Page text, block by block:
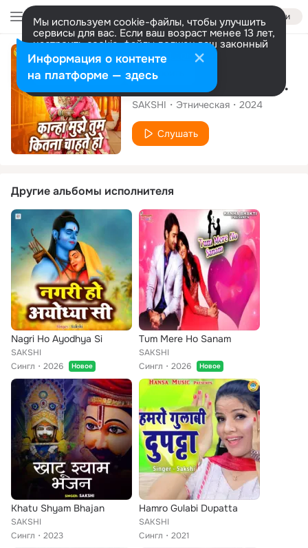
Войти
Мы используем cookie-файлы, чтобы улучшить
сервисы для вас. Если ваш возраст менее 13 лет,
настроить cookie-файлы должен ваш законный
представитель. Больше информации
Разрешить все Настроить
Сингл
Kanha Mujhe Tum Kitna Chahte Ho
SAKSHI Этническая 2024
Слушать
Другие альбомы исполнителя
Nagri Ho Ayodhya Si
SAKSHI
Сингл
2026 Новое
Tum Mere Ho Sanam
SAKSHI
Сингл
2026 Новое
Khatu Shyam Bhajan
SAKSHI
Сингл
2023
Hamro Gulabi Dupatta
SAKSHI
Сингл
2021
Информация о контенте
на платформе — здесь